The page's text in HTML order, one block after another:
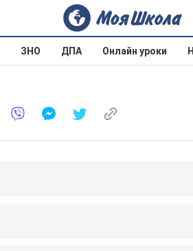
ЗНО ДПА Онлайн уроки